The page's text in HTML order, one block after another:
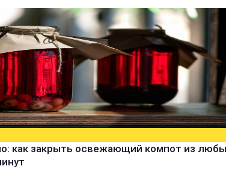
как закрыть освежающий компот из